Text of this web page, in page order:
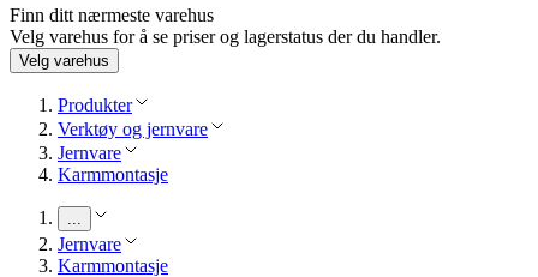
Finn ditt nærmeste varehus
Velg varehus for å se priser og lagerstatus der du handler.
Velg varehus
Produkter
Verktøy og jernvare
Jernvare
Karmmontasje
Jernvare
Karmmontasje